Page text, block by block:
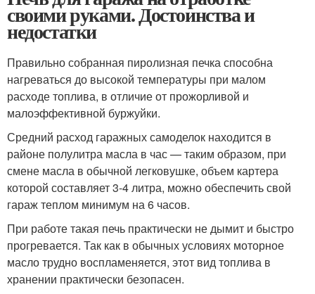
своими руками. Достоинства и
недостатки
Правильно собранная пиролизная печка способна
нагреваться до высокой температуры при малом
расходе топлива, в отличие от прожорливой и
малоэффективной буржуйки.
Средний расход гаражных самоделок находится в
районе полулитра масла в час — таким образом, при
смене масла в обычной легковушке, объем картера
которой составляет 3-4 литра, можно обеспечить свой
гараж теплом минимум на 6 часов.
При работе такая печь практически не дымит и быстро
прогревается. Так как в обычных условиях моторное
масло трудно воспламеняется, этот вид топлива в
хранении практически безопасен.